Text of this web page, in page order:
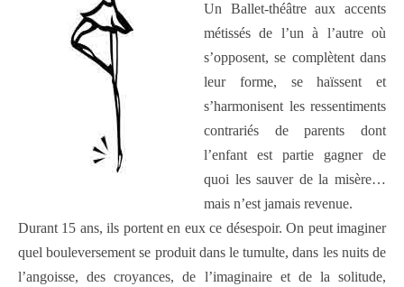
Un Ballet-théâtre aux accents
métissés de l’un à l’autre où
s’opposent, se complètent dans
leur forme, se haïssent et
s’harmonisent les ressentiments
contrariés de parents dont
l’enfant est partie gagner de
quoi les sauver de la misère…
mais n’est jamais revenue.
Durant 15 ans, ils portent en eux ce désespoir. On peut imaginer
quel bouleversement se produit dans le tumulte, dans les nuits de
l’angoisse, des croyances, de l’imaginaire et de la solitude,